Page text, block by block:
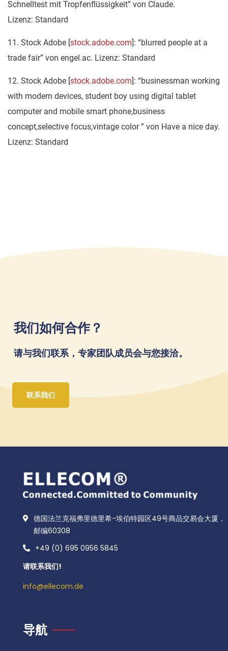
Schnelltest mit Tropfenflüssigkeit” von Claude.
Lizenz: Standard
11. Stock Adobe [stock.adobe.com]: “blurred people at a
trade fair” von engel.ac. Lizenz: Standard
12. Stock Adobe [stock.adobe.com]: “businessman working
with modern devices, student boy using digital tablet
computer and mobile smart phone,business
concept,selective focus,vintage color ” von Have a nice day.
Lizenz: Standard
我们如何合作？
请与我们联系，专家团队成员会与您接洽。
联系我们
德国法兰克福弗里德里希-埃伯特园区49号商品交易会大厦，
邮编60308
+49 (0) 695 0956 5845
请联系我们!
info@ellecom.de
导航